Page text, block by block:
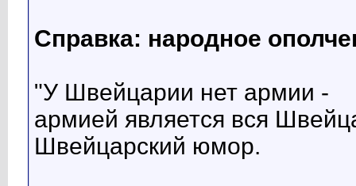
Справка: народное
"У Швейцарии нет армии -
армией является вся
Швейцарский юмор.